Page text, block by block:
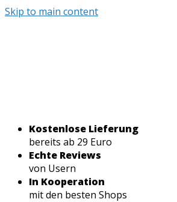
Skip to main content
Kostenlose Lieferung
bereits ab 29 Euro
Echte Reviews
von Usern
In Kooperation
mit den besten Shops